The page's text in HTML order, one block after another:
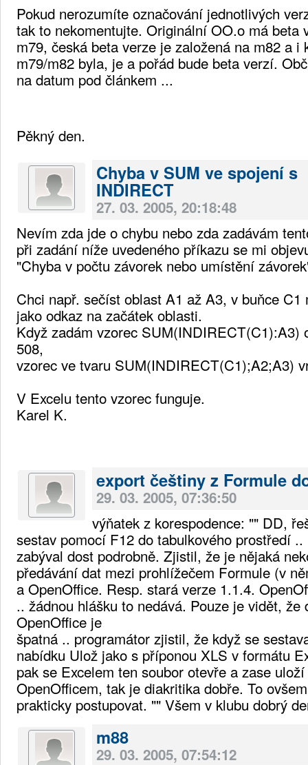
Pokud nerozumíte označování jednotlivých
tak to nekomentujte. Originální OO.o má beta
m79, česká beta verze je založená na m82 a i
m79/m82 byla, je a pořád bude beta verzí.
na datum pod článkem ...
Pěkný den.
Chyba v SUM ve spojení s
INDIRECT
27. 03. 2005, 20:18:48
Nevím zda jde o chybu nebo zda zadávám
při zadání níže uvedeného příkazu se mi
"Chyba v počtu závorek nebo umístění
Chci např. sečíst oblast A1 až A3, v buňce C1
jako odkaz na začátek oblasti.
Když zadám vzorec SUM(INDIRECT(C1):A3)
508,
vzorec ve tvaru SUM(INDIRECT(C1);A2;A3)
V Excelu tento vzorec funguje.
Karel K.
export češtiny z Formule
29. 03. 2005, 07:36:50
výňatek z korespodence: "" DD,
sestav pomocí F12 do tabulkového prostředí
zabýval dost podrobně. Zjistil, že je nějaká
předávání dat mezi prohlížečem Formule (v
a OpenOffice. Resp. stará verze 1.1.4.
.. žádnou hlášku to nedává. Pouze je vidět, že
OpenOffice je
špatná .. programátor zjistil, že když se
nabídku Ulož jako s příponou XLS v formátu
pak se Excelem ten soubor otevře a zase
OpenOfficem, tak je diakritika dobře. To
prakticky postupovat. "" Všem v klubu dobrý
m88
29. 03. 2005, 07:54:12